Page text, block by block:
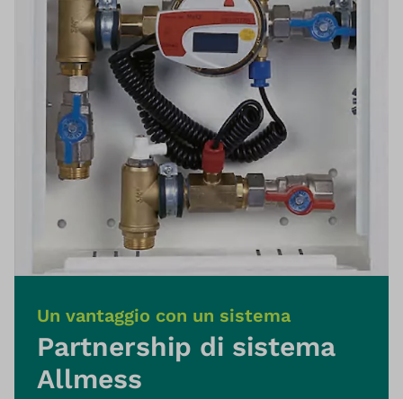
Un vantaggio con un sistema
Partnership di sistema
Allmess